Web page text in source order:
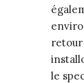
retour
le